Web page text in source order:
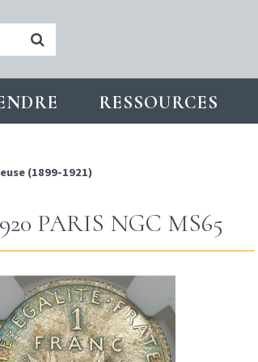
RESSOURCES
(1899-1921)
PARIS NGC MS65